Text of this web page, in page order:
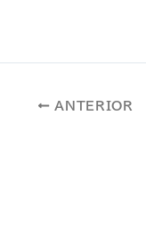
ANTERIOR